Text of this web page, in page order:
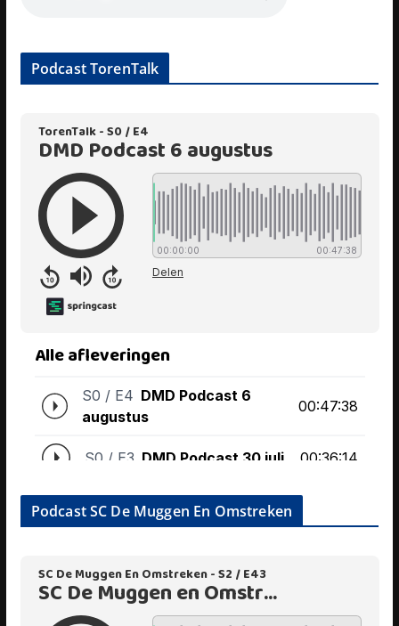
Podcast TorenTalk
Podcast SC De Muggen En Omstreken